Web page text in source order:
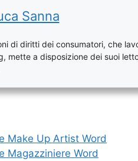
Sanna
di diritti dei consumatori, che
mette a disposizione dei suoi
Make Up Artist Word
Magazziniere Word